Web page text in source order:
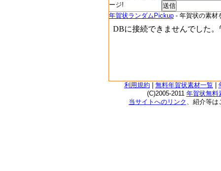
ージ!
年賀状ランダムPickup - 年賀状の素材
利用規約 無料年賀状素材一覧
(C)2005-2011 年賀状無料
当サイトへのリンク 、紹介等は